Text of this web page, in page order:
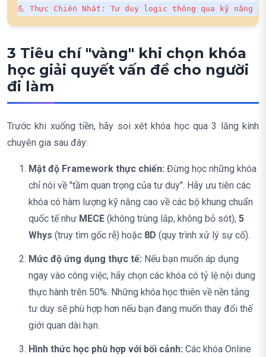
💪 Thực Chiến Nhất: Tư duy logic thông qua kỹ năng
3 Tiêu chí "vàng" khi chọn khóa
học giải quyết vấn đề cho người
đi làm
Trước khi xuống tiền, hãy soi xét khóa học qua 3 lăng kính
chuyên gia sau đây:
Mật độ Framework thực chiến: Đừng học những khóa
chỉ nói về "tầm quan trọng của tư duy". Hãy ưu tiên các
khóa có hàm lượng kỹ năng cao về các bộ khung chuẩn
quốc tế như MECE (không trùng lắp, không bỏ sót), 5
Whys (truy tìm gốc rễ) hoặc 8D (quy trình xử lý sự cố).
Mức độ ứng dụng thực tế: Nếu bạn muốn áp dụng
ngay vào công việc, hãy chọn các khóa có tỷ lệ nội dung
thực hành trên 50%. Những khóa học thiên về nền tảng
tư duy sẽ phù hợp hơn nếu bạn đang muốn thay đổi thế
giới quan dài hạn.
Hình thức học phù hợp với bối cảnh: Các khóa Online